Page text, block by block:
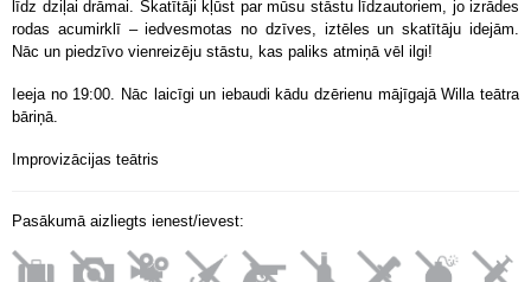
līdz dziļai drāmai. Skatītāji kļūst par mūsu stāstu līdzautoriem, jo izrādes
rodas acumirklī – iedvesmotas no dzīves, iztēles un skatītāju idejām.
Nāc un piedzīvo vienreizēju stāstu, kas paliks atmiņā vēl ilgi!
Ieeja no 19:00. Nāc laicīgi un iebaudi kādu dzērienu mājīgajā Willa teātra
bāriņā.
Improvizācijas teātris
Pasākumā aizliegts ienest/ievest: